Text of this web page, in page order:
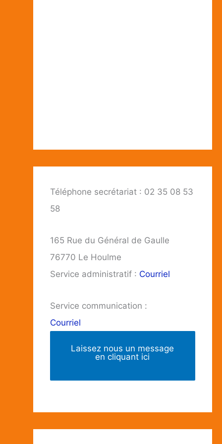
Téléphone secrétariat : 02 35 08 53
58
165 Rue du Général de Gaulle
76770 Le Houlme
Service administratif : Courriel
Service communication :
Courriel
Laissez nous un message
en cliquant ici